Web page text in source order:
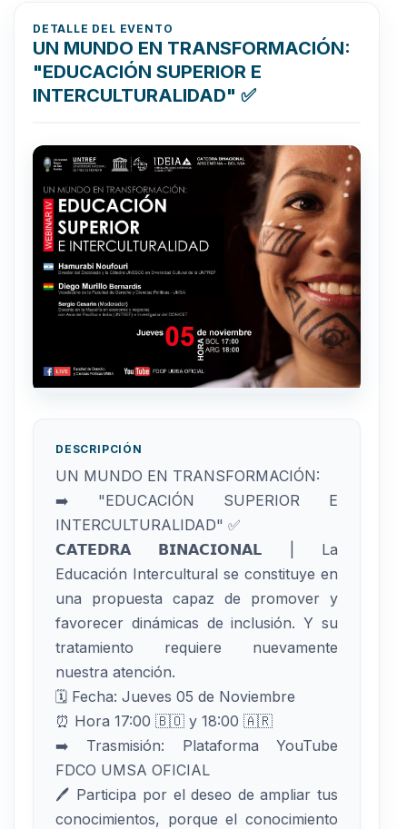
DETALLE DEL EVENTO
UN MUNDO EN TRANSFORMACIÓN:
"EDUCACIÓN SUPERIOR E
INTERCULTURALIDAD" ✅
DESCRIPCIÓN
UN MUNDO EN TRANSFORMACIÓN:
➡️ "EDUCACIÓN SUPERIOR E
INTERCULTURALIDAD" ✅
𝗖𝗔𝗧𝗘𝗗𝗥𝗔 𝗕𝗜𝗡𝗔𝗖𝗜𝗢𝗡𝗔𝗟 | La
Educación Intercultural se constituye en
una propuesta capaz de promover y
favorecer dinámicas de inclusión. Y su
tratamiento requiere nuevamente
nuestra atención.
🗓️ Fecha: Jueves 05 de Noviembre
⏰ Hora 17:00 🇧🇴 y 18:00 🇦🇷
➡️ Trasmisión: Plataforma YouTube
FDCO UMSA OFICIAL
🖊️ Participa por el deseo de ampliar tus
conocimientos, porque el conocimiento